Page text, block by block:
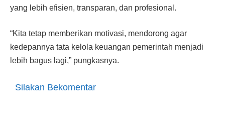
yang lebih efisien, transparan, dan profesional.
“Kita tetap memberikan motivasi, mendorong agar
kedepannya tata kelola keuangan pemerintah menjadi
lebih bagus lagi,” pungkasnya.
Silakan Bekomentar